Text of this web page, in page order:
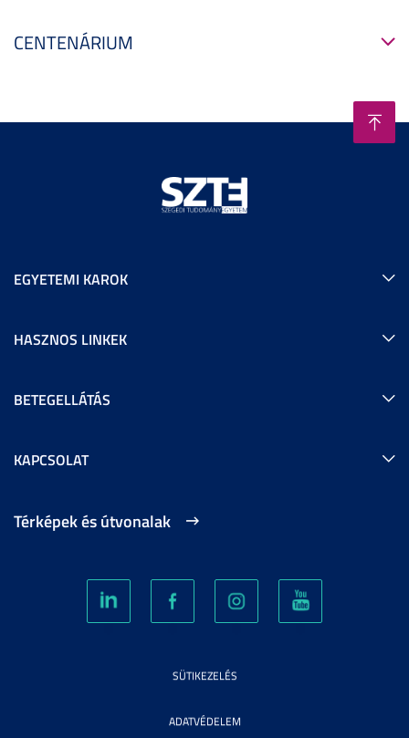
CENTENÁRIUM
EGYETEMI KAROK
HASZNOS LINKEK
BETEGELLÁTÁS
KAPCSOLAT
Térképek és útvonalak
SÜTIKEZELÉS
ADATVÉDELEM